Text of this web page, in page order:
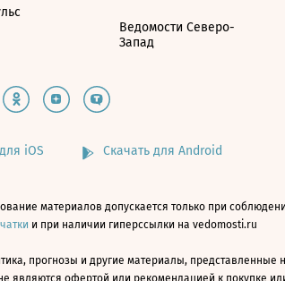
Ведомости Северо-
Запад
iOS Скачать для Android
материалов допускается только при
и при наличии гиперссылки на vedomosti.ru
прогнозы и другие материалы, представленные
являются офертой или рекомендацией к покупке